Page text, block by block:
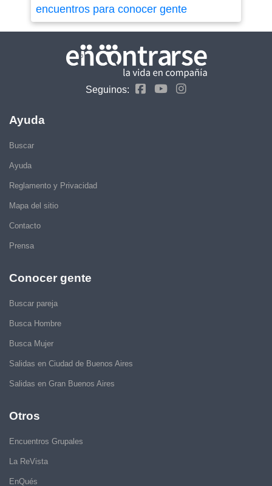
encuentros para conocer gente
Seguinos:
Ayuda
Buscar
Ayuda
Reglamento y Privacidad
Mapa del sitio
Contacto
Prensa
Conocer gente
Buscar pareja
Busca Hombre
Busca Mujer
Salidas en Ciudad de Buenos Aires
Salidas en Gran Buenos Aires
Otros
Encuentros Grupales
La ReVista
EnQués